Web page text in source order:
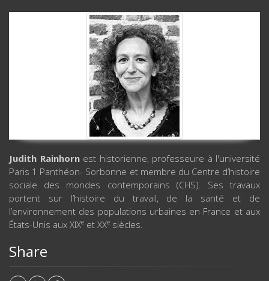
Judith Rainhornest historienne, professeure à l'université
Paris 1 Panthéon- Sorbonne et membre du Centre d’histoire
sociale des mondes contemporains (CHS). Ses travaux
portent sur l’histoire du travail, de la santé et de
l’environnement des populations urbaines en France et aux
États-Unis aux XIXe et XXe siècles.
Share